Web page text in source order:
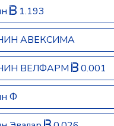
1.193
АВЕКСИМА
ВЕЛФАРМ 0.001
Ф